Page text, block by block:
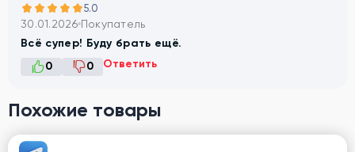
5.0
30.01.2026 Покупатель
Всё супер! Буду брать ещё.
0
0 Ответить
Похожие товары